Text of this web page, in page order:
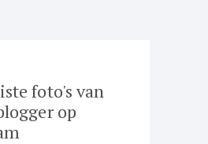
foto's van
op